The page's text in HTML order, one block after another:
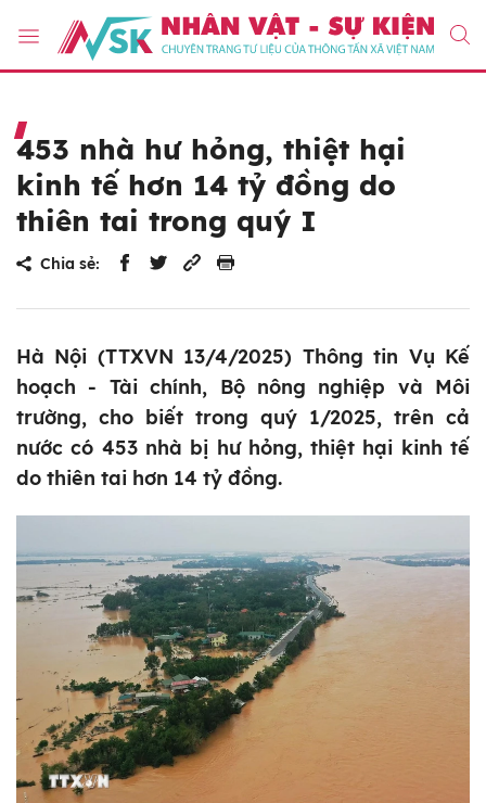
453 nhà hư hỏng, thiệt hại
kinh tế hơn 14 tỷ đồng do
thiên tai trong quý I
Chia sẻ:
Hà Nội (TTXVN 13/4/2025) Thông tin Vụ Kế
hoạch - Tài chính, Bộ nông nghiệp và Môi
trường, cho biết trong quý 1/2025, trên cả
nước có 453 nhà bị hư hỏng, thiệt hại kinh tế
do thiên tai hơn 14 tỷ đồng.